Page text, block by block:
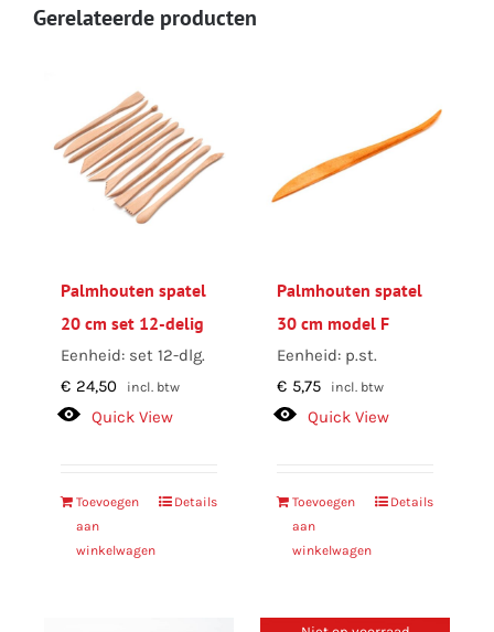
Gerelateerde producten
Palmhouten spatel
20 cm set 12-delig
Eenheid: set 12-dlg.
€ 24,50 incl. btw
Quick View
Toevoegen
aan
winkelwagen
Details
Palmhouten spatel
30 cm model F
Eenheid: p.st.
€ 5,75 incl. btw
Quick View
Toevoegen
aan
winkelwagen
Details